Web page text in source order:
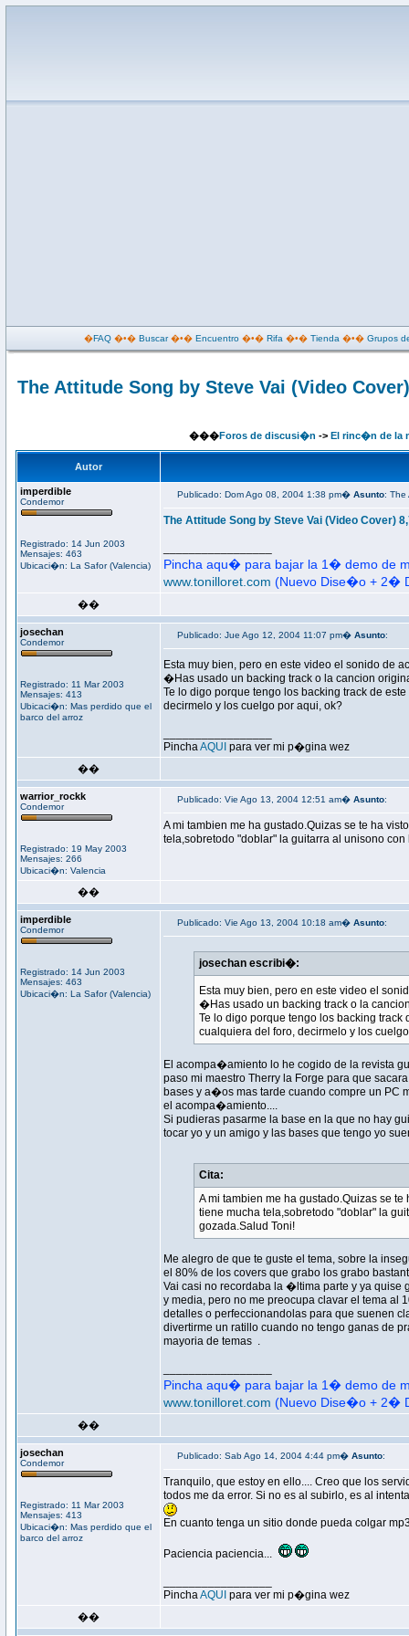
�FAQ�•� Buscar�•� Encuentro�•� Rifa �•� Tienda �•� Grupos
The Attitude Song by Steve Vai (Video Cover)
���Foros de discusi�n -> El rinc�n de la
Autor
imperdible
Condemor
Registrado: 14 Jun 2003
Mensajes: 463
Ubicaci�n: La Safor (Valencia)
Publicado: Dom Ago 08, 2004 1:38 pm� Asunto: The
The Attitude Song by Steve Vai (Video Cover)
Pincha aqu� para bajar la 1� demo de
www.tonilloret.com (Nuevo Dise�o + 2�
��
josechan
Condemor
Registrado: 11 Mar 2003
Mensajes: 413
Ubicaci�n: Mas perdido que el
barco del arroz
Publicado: Jue Ago 12, 2004 11:07 pm� Asunto:
Esta muy bien, pero en este video el sonido de
�Has usado un backing track o la cancion
Te lo digo porque tengo los backing track de
decirmelo y los cuelgo por aqui, ok?
PinchaAQUI para ver mi p�gina wez
��
warrior_rockk
Condemor
Registrado: 19 May 2003
Mensajes: 266
Ubicaci�n: Valencia
Publicado: Vie Ago 13, 2004 12:51 am� Asunto:
A mi tambien me ha gustado.Quizas se te ha
tela,sobretodo "doblar" la guitarra al unisono
��
imperdible
Condemor
Registrado: 14 Jun 2003
Mensajes: 463
Ubicaci�n: La Safor (Valencia)
Publicado: Vie Ago 13, 2004 10:18 am� Asunto:
josechan escribi�:
Esta muy bien, pero en este video el
�Has usado un backing track o la
Te lo digo porque tengo los backing track
cualquiera del foro, decirmelo y los
El acompa�amiento lo he cogido de la revista
paso mi maestro Therry la Forge para que
bases y a�os mas tarde cuando compre un PC
el acompa�amiento....
Si pudieras pasarme la base en la que no hay
tocar yo y un amigo y las bases que tengo yo
Cita:
A mi tambien me ha gustado.Quizas se
tiene mucha tela,sobretodo "doblar" la
gozada.Salud Toni!
Me alegro de que te guste el tema, sobre la
el 80% de los covers que grabo los grabo
Vai casi no recordaba la �ltima parte y ya quise
y media, pero no me preocupa clavar el tema al
detalles o perfeccionandolas para que suenen
divertirme un ratillo cuando no tengo ganas de
mayoria de temas .
Pincha aqu� para bajar la 1� demo de
www.tonilloret.com (Nuevo Dise�o + 2�
��
josechan
Condemor
Registrado: 11 Mar 2003
Mensajes: 413
Ubicaci�n: Mas perdido que el
barco del arroz
Publicado: Sab Ago 14, 2004 4:44 pm� Asunto:
Tranquilo, que estoy en ello.... Creo que los
todos me da error. Si no es al subirlo, es al
En cuanto tenga un sitio donde pueda colgar
Paciencia paciencia...
PinchaAQUI para ver mi p�gina wez
��